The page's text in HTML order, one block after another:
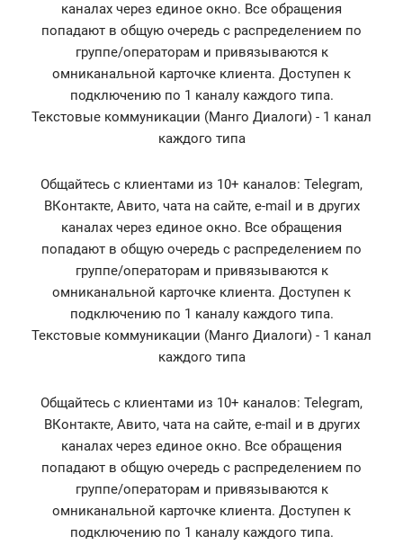
каналах через единое окно. Все обращения
попадают в общую очередь с распределением по
группе/операторам и привязываются к
омниканальной карточке клиента. Доступен к
подключению по 1 каналу каждого типа.
Текстовые коммуникации (Манго Диалоги) - 1 канал
каждого типа
Общайтесь с клиентами из 10+ каналов: Telegram,
ВКонтакте, Авито, чата на сайте, e-mail и в других
каналах через единое окно. Все обращения
попадают в общую очередь с распределением по
группе/операторам и привязываются к
омниканальной карточке клиента. Доступен к
подключению по 1 каналу каждого типа.
Текстовые коммуникации (Манго Диалоги) - 1 канал
каждого типа
Общайтесь с клиентами из 10+ каналов: Telegram,
ВКонтакте, Авито, чата на сайте, e-mail и в других
каналах через единое окно. Все обращения
попадают в общую очередь с распределением по
группе/операторам и привязываются к
омниканальной карточке клиента. Доступен к
подключению по 1 каналу каждого типа.